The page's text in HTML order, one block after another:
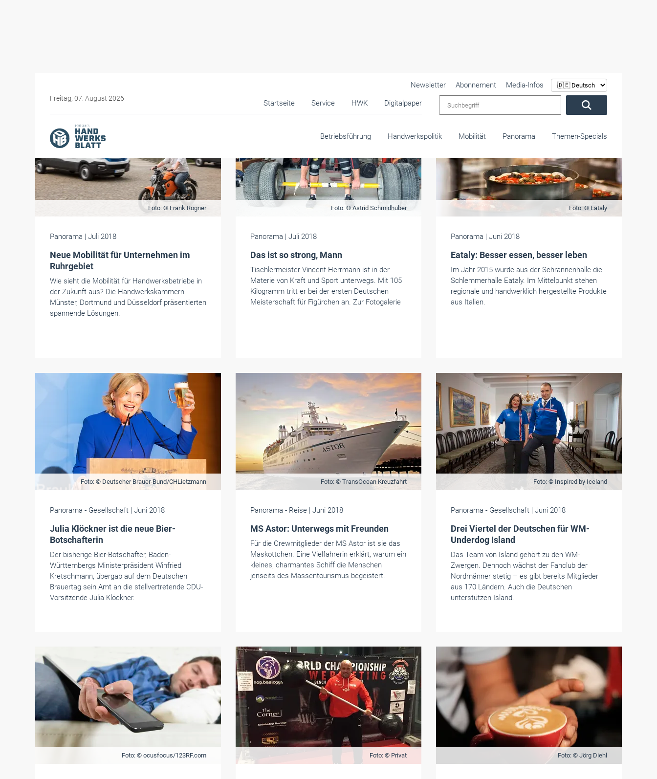
Freitag, 07. August 2026
Startseite Service HWK Digitalpaper
Newsletter Abonnement
Media-Infos
Betriebsführung Handwerkspolitik Mobilität Panorama Themen-Specials
Foto: © Frank Rogner
Panorama | Juli 2018
Neue Mobilität für Unternehmen im
Ruhrgebiet
Wie sieht die Mobilität für Handwerksbetriebe in
der Zukunft aus? Die Handwerkskammern
Münster, Dortmund und Düsseldorf präsentierten
spannende Lösungen.
Foto: © Astrid Schmidhuber
Panorama | Juli 2018
Das ist so strong, Mann
Tischlermeister Vincent Herrmann ist in der
Materie von Kraft und Sport unterwegs. Mit 105
Kilogramm tritt er bei der ersten Deutschen
Meisterschaft für Figürchen an. Zur Fotogalerie
Foto: © Eataly
Panorama | Juni 2018
Eataly: Besser essen, besser leben
Im Jahr 2015 wurde aus der Schrannenhalle die
Schlemmerhalle Eataly. Im Mittelpunkt stehen
regionale und handwerklich hergestellte Produkte
aus Italien.
Foto: © Deutscher Brauer-Bund/CHLietzmann
Panorama - Gesellschaft | Juni 2018
Julia Klöckner ist die neue Bier-
Botschafterin
Der bisherige Bier-Botschafter, Baden-
Württembergs Ministerpräsident Winfried
Kretschmann, übergab auf dem Deutschen
Brauertag sein Amt an die stellvertretende CDU-
Vorsitzende Julia Klöckner.
Foto: © TransOcean Kreuzfahrt
Panorama - Reise | Juni 2018
MS Astor: Unterwegs mit Freunden
Für die Crewmitglieder der MS Astor ist sie das
Maskottchen. Eine Vielfahrerin erklärt, warum ein
kleines, charmantes Schiff die Menschen
jenseits des Massentourismus begeistert.
Foto: © Inspired by Iceland
Panorama - Gesellschaft | Juni 2018
Drei Viertel der Deutschen für WM-
Underdog Island
Das Team von Island gehört zu den WM-
Zwergen. Dennoch wächst der Fanclub der
Nordmänner stetig – es gibt bereits Mitglieder
aus 170 Ländern. Auch die Deutschen
unterstützen Island.
Foto: © ocusfocus/123RF.com Foto: © Privat Foto: © Jörg Diehl